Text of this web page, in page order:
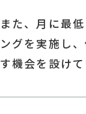
また、月に最
ングを実施し
す機会を設けて